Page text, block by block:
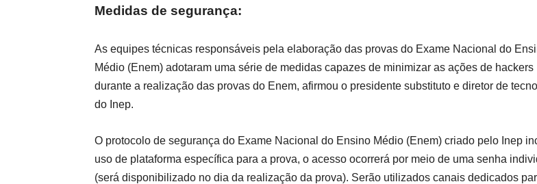
Medidas de segurança:
As equipes técnicas responsáveis pela elaboração das provas do Exame Nacional do
Médio (Enem) adotaram uma série de medidas capazes de minimizar as ações de hackers
durante a realização das provas do Enem, afirmou o presidente substituto e diretor de
do Inep.
O protocolo de segurança do Exame Nacional do Ensino Médio (Enem) criado pelo Inep
uso de plataforma específica para a prova, o acesso ocorrerá por meio de uma senha
(será disponibilizado no dia da realização da prova). Serão utilizados canais dedicados